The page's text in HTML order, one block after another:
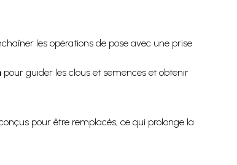
les opérations de pose avec une prise
pour guider les clous et semences et obtenir
pour être remplacés, ce qui prolonge la